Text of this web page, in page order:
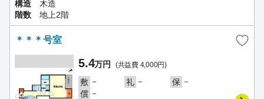
構造
木造
階数
地上2階
＊＊＊号室
5.4万円 (共益費 4,000円)
敷 － 礼 － 保 －
償 －